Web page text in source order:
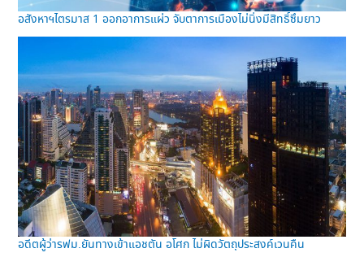
อสังหาฯไตรมาส 1 ออกอาการแผ่ว จับตาการเมืองไม่นิ่งมีสิทธิ์ซึมยาว
อดีตผู้ว่ารฟม.ยันทางเข้าแอชตัน อโศก ไม่ผิดวัตถุประสงค์เวนคืน